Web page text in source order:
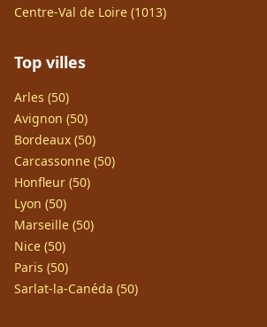
Centre-Val de Loire (1013)
Top villes
Arles (50)
Avignon (50)
Bordeaux (50)
Carcassonne (50)
Honfleur (50)
Lyon (50)
Marseille (50)
Nice (50)
Paris (50)
Sarlat-la-Canéda (50)